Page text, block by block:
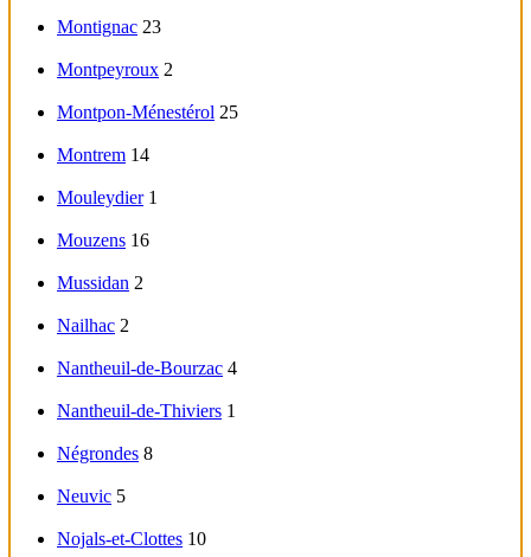
Montignac 23
Montpeyroux 2
Montpon-Ménestérol 25
Montrem 14
Mouleydier 1
Mouzens 16
Mussidan 2
Nailhac 2
Nantheuil-de-Bourzac 4
Nantheuil-de-Thiviers 1
Négrondes 8
Neuvic 5
Nojals-et-Clottes 10